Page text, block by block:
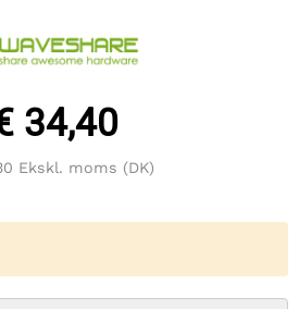
34,40
Ekskl. moms (DK)